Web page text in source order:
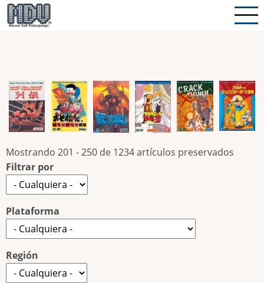
Pasar
al
Mostrando 201 - 250 de 1234 artículos preservados
Filtrar por
Plataforma
Región